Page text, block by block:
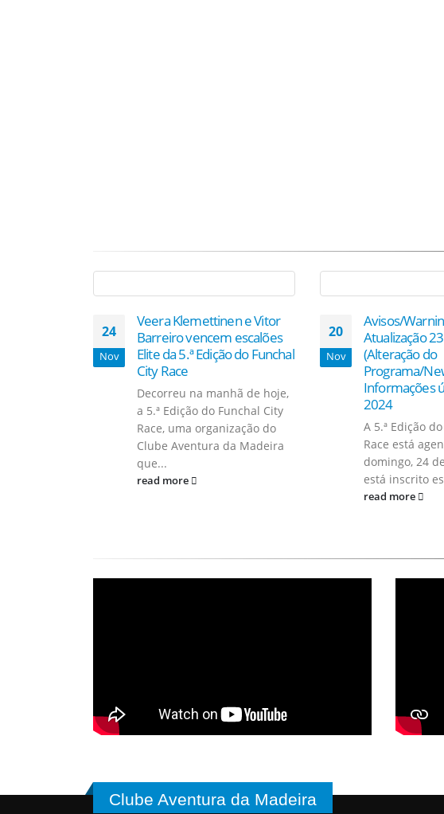
24
Nov
Veera Klemettinen e Vitor
Barreiro vencem escalões
Elite da 5.ª Edição do Funchal
City Race
Decorreu na manhã de hoje,
a 5.ª Edição do Funchal City
Race, uma organização do
Clube Aventura da Madeira
que...
read more
20
Nov
Avisos/
Atualização
(Alteração do
Programa/
Informações
2024
A 5.ª Edição
Race está
domingo, 24
está inscrito
read more
Clube Aventura da Madeira